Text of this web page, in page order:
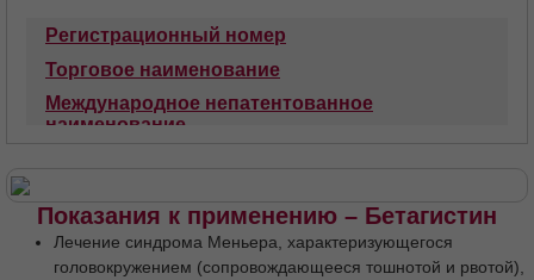
Регистрационный номер
Торговое наименование
Международное непатентованное
наименование
Фармакологические свойства
Фармакодинамика
Фармакокинетика
Показания к применению – Бетагистин
Лечение синдрома Меньера, характеризующегося
головокружением (сопровождающееся тошнотой и рвотой),